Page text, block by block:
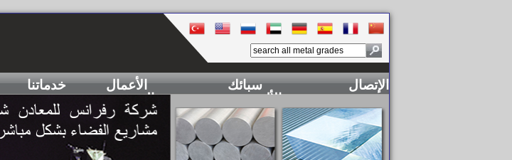
خدماتنا
الأعمال
الهندسية
سبائك
الألومنيوم
الإتصال